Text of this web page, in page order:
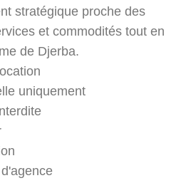
stratégique proche des
et commodités tout en
de Djerba.
uniquement